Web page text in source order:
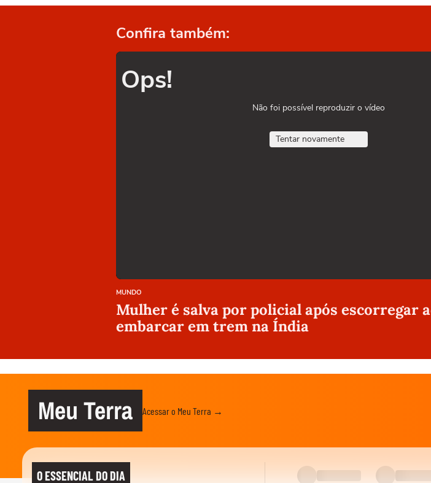
Confira também:
Ops!
Não foi possível reproduzir o vídeo
Tentar novamente
MUNDO
Mulher é salva por policial após escorregar
embarcar em trem na Índia
Meu Terra Acessar o Meu Terra →
O ESSENCIAL DO DIA